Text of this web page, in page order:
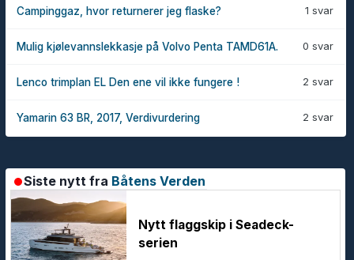
1 svar
Campinggaz, hvor returnerer jeg flaske?
0 svar
Mulig kjølevannslekkasje på Volvo Penta TAMD61A.
2 svar
Lenco trimplan EL Den ene vil ikke fungere !
2 svar
Yamarin 63 BR, 2017, Verdivurdering
Siste nytt fra Båtens Verden
Nytt flaggskip i Seadeck-
serien